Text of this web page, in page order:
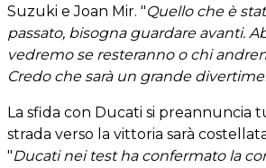
Suzuki e Joan Mir. "Quello che è
passato, bisogna guardare avanti.
vedremo se resteranno o chi
Credo che sarà un grande
La sfida con Ducati si preannuncia
strada verso la vittoria sarà
"Ducati nei test ha confermato la